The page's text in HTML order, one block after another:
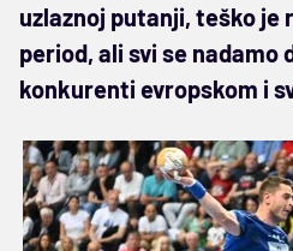
uzlaznoj putanji, teško je
period, ali svi se nadamo
konkurenti evropskom i